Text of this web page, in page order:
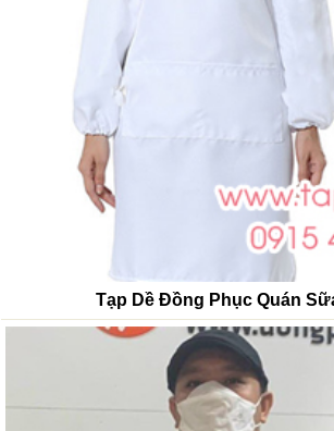
Tạp Dề Đồng Phục Quán